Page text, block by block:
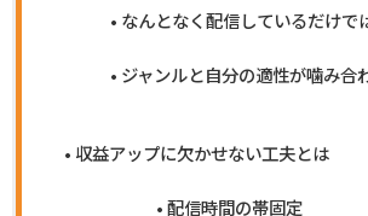
なんとなく配信しているだけで
ジャンルと自分の適性が噛み合
収益アップに欠かせない工夫とは
配信時間の帯固定